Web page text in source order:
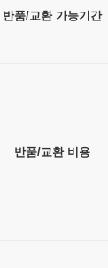
반품/교환 가능기간
반품/교환 비용